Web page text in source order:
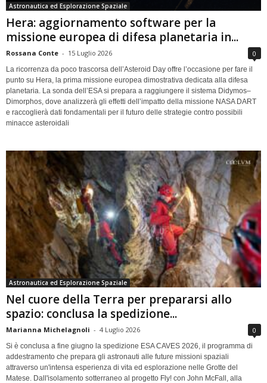
Astronautica ed Esplorazione Spaziale
Hera: aggiornamento software per la
missione europea di difesa planetaria in...
Rossana Conte - 15 Luglio 2026 0
La ricorrenza da poco trascorsa dell’Asteroid Day offre l’occasione per fare il
punto su Hera, la prima missione europea dimostrativa dedicata alla difesa
planetaria. La sonda dell’ESA si prepara a raggiungere il sistema Didymos–
Dimorphos, dove analizzerà gli effetti dell’impatto della missione NASA DART
e raccoglierà dati fondamentali per il futuro delle strategie contro possibili
minacce asteroidali
Astronautica ed Esplorazione Spaziale
Nel cuore della Terra per prepararsi allo
spazio: conclusa la spedizione...
Marianna Michelagnoli - 4 Luglio 2026 0
Si è conclusa a fine giugno la spedizione ESA CAVES 2026, il programma di
addestramento che prepara gli astronauti alle future missioni spaziali
attraverso un'intensa esperienza di vita ed esplorazione nelle Grotte del
Matese. Dall'isolamento sotterraneo al progetto Fly! con John McFall, alla